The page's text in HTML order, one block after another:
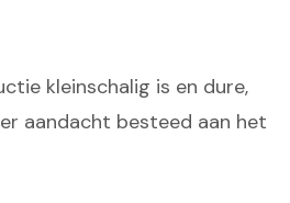
kleinschalig is en dure,
aandacht besteed aan het